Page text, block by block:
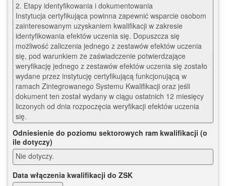
2. Etapy identyfikowania i dokumentowania
Instytucja certyfikująca powinna zapewnić wsparcie osobom
zainteresowanym uzyskaniem kwalifikacji w zakresie
identyfikowania efektów uczenia się. Dopuszcza się
możliwość zaliczenia jednego z zestawów efektów uczenia
się, pod warunkiem że zaświadczenie potwierdzające
weryfikację jednego z zestawów efektów uczenia się zostało
wydane przez instytucję certyfikującą funkcjonującą w
ramach Zintegrowanego Systemu Kwalifikacji oraz jeśli
dokument ten został wydany w ciągu ostatnich 12 miesięcy
liczonych od dnia rozpoczęcia weryfikacji efektów uczenia
się.
Odniesienie do poziomu sektorowych ram kwalifikacji (o
ile dotyczy)
Nie dotyczy.
Data włączenia kwalifikacji do ZSK